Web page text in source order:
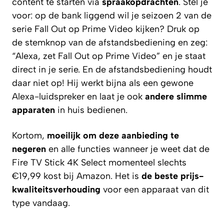
voor: op de bank liggend wil je seizoen 2 van de
serie Fall Out op Prime Video kijken? Druk op
de stemknop van de afstandsbediening en zeg:
“Alexa, zet Fall Out op Prime Video” en je staat
direct in je serie. En de afstandsbediening houdt
daar niet op! Hij werkt bijna als een gewone
Alexa-luidspreker en laat je ook andere slimme
apparaten in huis bedienen.
Kortom, moeilijk om deze aanbieding te
negeren en alle functies wanneer je weet dat de
Fire TV Stick 4K Select momenteel slechts
€19,99 kost bij Amazon. Het is de beste prijs-
kwaliteitsverhouding voor een apparaat van dit
type vandaag.